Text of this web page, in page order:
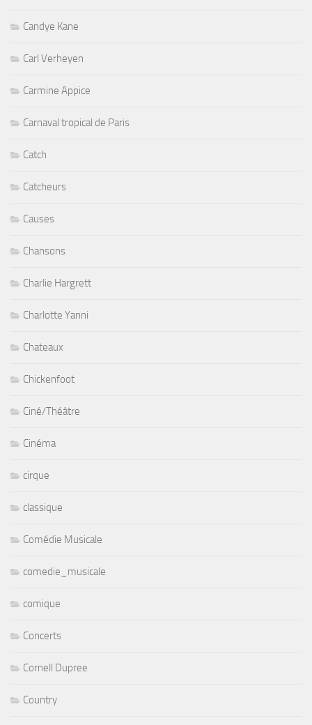
Candye Kane
Carl Verheyen
Carmine Appice
Carnaval tropical de Paris
Catch
Catcheurs
Causes
Chansons
Charlie Hargrett
Charlotte Yanni
Chateaux
Chickenfoot
Ciné/Théâtre
Cinéma
cirque
classique
Comédie Musicale
comedie_musicale
comique
Concerts
Cornell Dupree
Country